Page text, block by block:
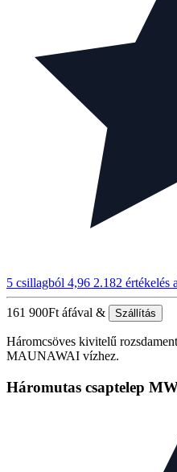
5 csillagból 4,96 2.182 értékelés
161 900Ft áfával & Szállítás
Háromcsöves kivitelű
MAUNAWAI vízhez.
Háromutas csaptelep